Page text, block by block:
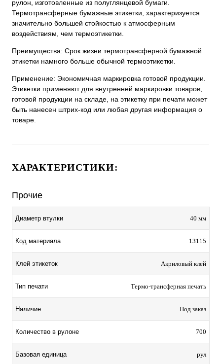
рулон, изготовленные из полуглянцевой бумаги.
Термотрансферные бумажные этикетки, характеризуется
значительно большей стойкостью к атмосферным
воздействиям, чем термоэтикетки.
Преимущества: Срок жизни термотрансферной бумажной
этикетки намного больше обычной термоэтикетки.
Применение: Экономичная маркировка готовой продукции.
Этикетки применяют для внутренней маркировки товаров,
готовой продукции на складе, на этикетку при печати может
быть нанесен штрих-код или любая другая информация о
товаре.
ХАРАКТЕРИСТИКИ:
Прочие
Диаметр втулки 40 мм
Код материала 13115
Клей этикеток Акриловый клей
Тип печати Термо-трансферная печать
Наличие Под заказ
Количество в рулоне 700
Базовая единица рул